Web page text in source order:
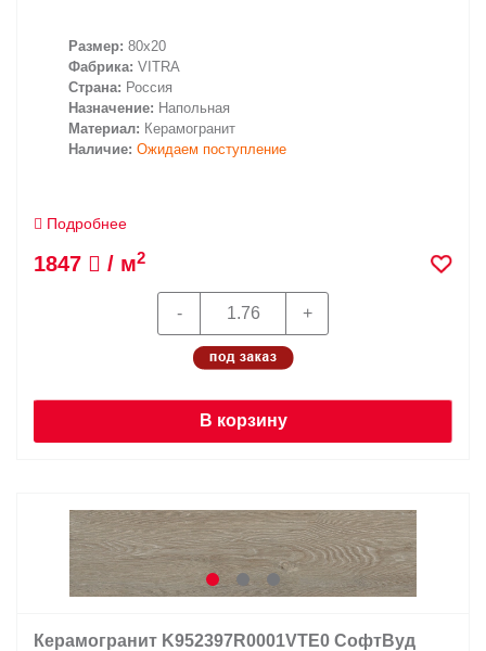
Размер: 80x20
Фабрика: VITRA
Страна: Россия
Назначение: Напольная
Материал: Керамогранит
Наличие: Ожидаем поступление
Подробнее
1847 / м2
В корзину
Керамогранит K952397R0001VTE0 СофтВуд